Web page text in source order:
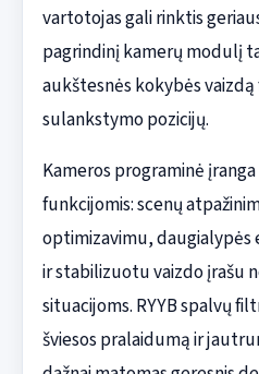
vartotojas gali rinktis
pagrindinį kamerų modulį
aukštesnės kokybės
sulankstymo pozicijų.
Kameros programinė
funkcijomis: scenų
optimizavimu, daugialypės
ir stabilizuotu vaizdo įrašu
situacijoms. RYYB spalvų
šviesos pralaidumą ir